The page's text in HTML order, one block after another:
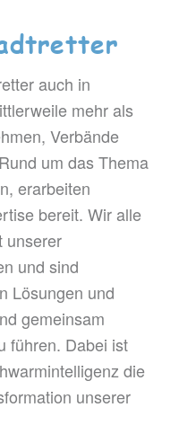
auch in
mehr als
Verbände
um das Thema
erarbeiten
bereit. Wir alle
unserer
und sind
Lösungen und
gemeinsam
führen. Dabei ist
die
unserer